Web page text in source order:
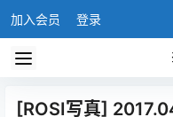
加入会员 登录
[ROSI写真]